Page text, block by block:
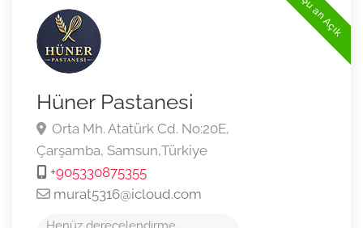
Şu an Açık
Hüner Pastanesi
Orta Mh. Atatürk Cd. No:20E,
Çarşamba, Samsun,Türkiye
+905330875355
murat5316@icloud.com